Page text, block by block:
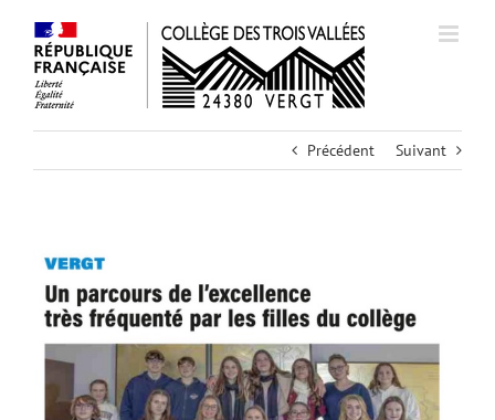
contenu
Précédent Suivant
l'image
agrandie